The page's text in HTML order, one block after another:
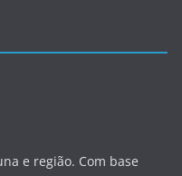
e região. Com base